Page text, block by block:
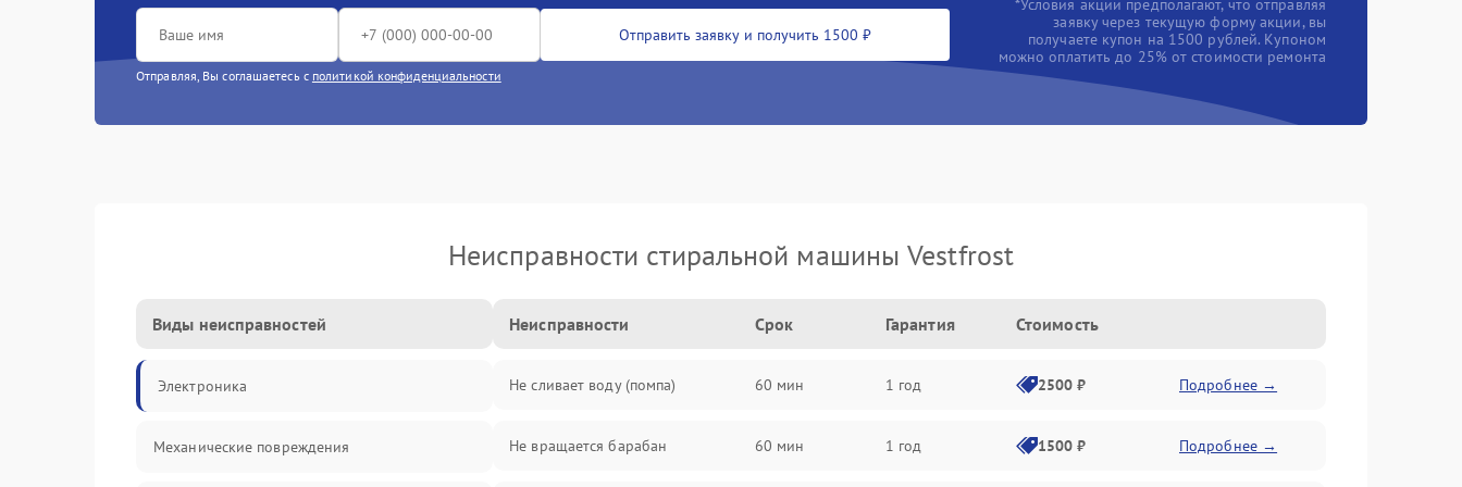
Отправить заявку и получить 1500 ₽
Отправляя, Вы соглашаетесь с политикой конфиденциальности
*Условия акции предполагают, что отправляя
заявку через текущую форму акции, вы
получаете купон на 1500 рублей. Купоном
можно оплатить до 25% от стоимости ремонта
Неисправности стиральной машины Vestfrost
Виды неисправностей
Электроника
Механические повреждения
Неисправности Срок Гарантия Стоимость
Не сливает воду (помпа) 60 мин 1 год 2500 ₽ Подробнее →
Не вращается барабан 60 мин 1 год 1500 ₽ Подробнее →